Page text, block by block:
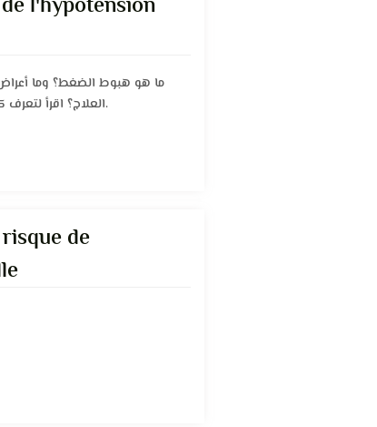
l'hypotension
ما هو هبوط الضغط؟ وما
العلاج؟ اقرأ لتعرف كافة المعلومات عن ضغط الدم وهبوطه.
de